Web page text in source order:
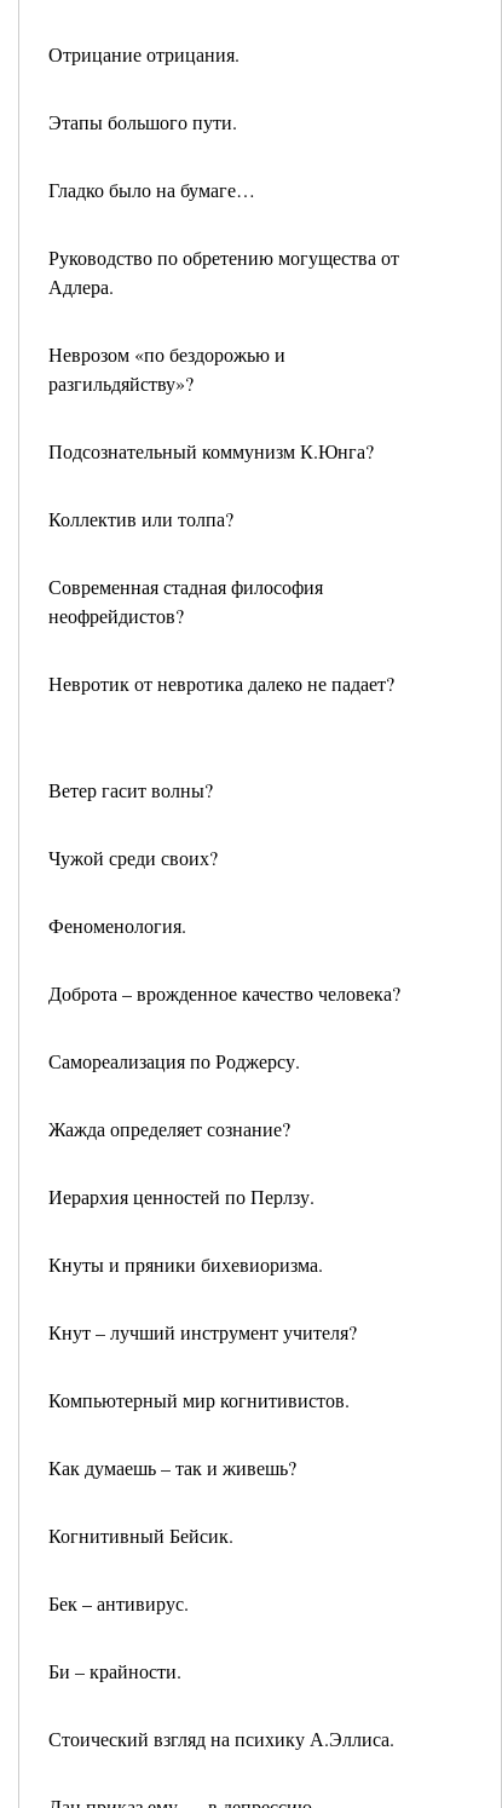
Отрицание отрицания.
Этапы большого пути.
Гладко было на бумаге…
Руководство по обретению могущества от
Адлера.
Неврозом «по бездорожью и
разгильдяйству»?
Подсознательный коммунизм К.Юнга?
Коллектив или толпа?
Современная стадная философия
неофрейдистов?
Невротик от невротика далеко не падает?
Ветер гасит волны?
Чужой среди своих?
Феноменология.
Доброта – врожденное качество человека?
Самореализация по Роджерсу.
Жажда определяет сознание?
Иерархия ценностей по Перлзу.
Кнуты и пряники бихевиоризма.
Кнут – лучший инструмент учителя?
Компьютерный мир когнитивистов.
Как думаешь – так и живешь?
Когнитивный Бейсик.
Бек – антивирус.
Би – крайности.
Стоический взгляд на психику А.Эллиса.